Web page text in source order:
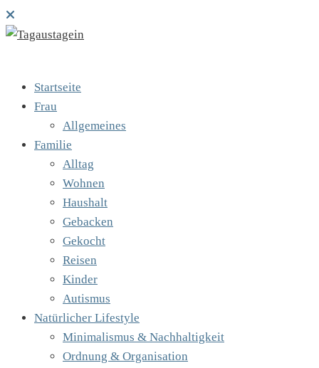
Startseite
Frau
Allgemeines
Familie
Alltag
Wohnen
Haushalt
Gebacken
Gekocht
Reisen
Kinder
Autismus
Natürlicher Lifestyle
Minimalismus & Nachhaltigkeit
Ordnung & Organisation